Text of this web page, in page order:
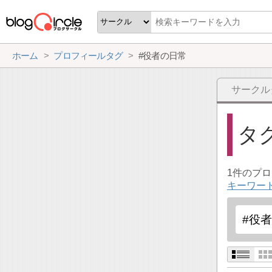
ホーム プロフィールタグ #役者の日常
サーク
タ
1件のプ
キーワー